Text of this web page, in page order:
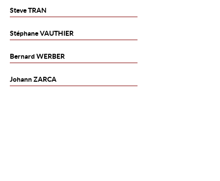
SteveTRAN
StéphaneVAUTHIER
Bernard WERBER
JohannZARCA